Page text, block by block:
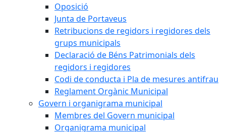
Oposició
Junta de Portaveus
Retribucions de regidors i regidores dels
grups municipals
Declaració de Béns Patrimonials dels
regidors i regidores
Codi de conducta i Pla de mesures antifrau
Reglament Orgànic Municipal
Govern i organigrama municipal
Membres del Govern municipal
Organigrama municipal